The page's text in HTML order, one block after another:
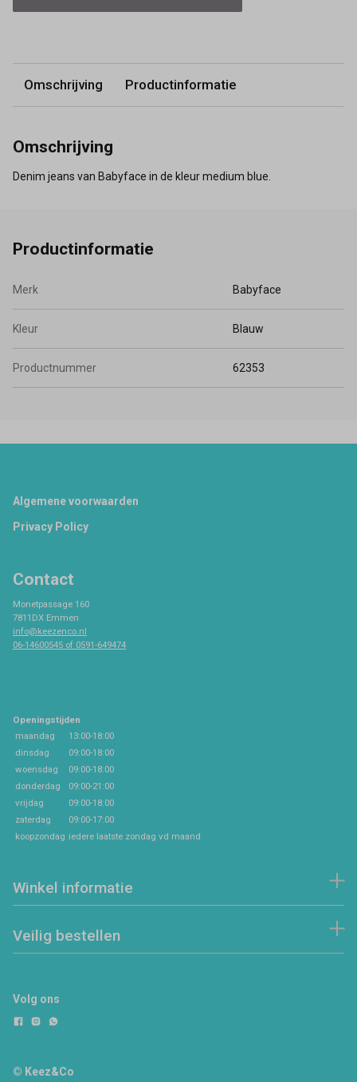
Omschrijving Productinformatie
Omschrijving
Denim jeans van Babyface in de kleur medium blue.
Productinformatie
Merk Babyface
Kleur Blauw
Productnummer 62353
Footer
Algemene voorwaarden
Privacy Policy
Contact
Monetpassage 160
7811DX Emmen
info@keezenco.nl
06-14600545 of 0591-649474
Openingstijden
maandag
13:00-18:00
dinsdag
09:00-18:00
woensdag
09:00-18:00
donderdag
09:00-21:00
vrijdag
09:00-18:00
zaterdag
09:00-17:00
koopzondag iedere laatste zondag vd maand
Winkel informatie
Veilig bestellen
Volg ons
© Keez&Co